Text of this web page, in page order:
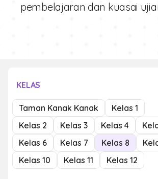
pembelajaran dan kuasai
KELAS
Taman Kanak Kanak
Kelas 1
Kelas 2
Kelas 3 Kelas 4
Kelas 6
Kelas 7 Kelas 8
Kelas 10
Kelas 11 Kelas 12